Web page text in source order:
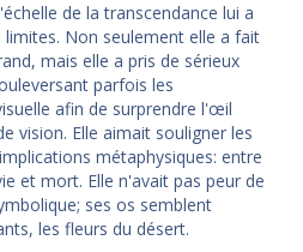
de la transcendance lui a
Non seulement elle a fait
mais elle a pris de sérieux
parfois les
afin de surprendre l'œil
vision. Elle aimait souligner les
métaphysiques: entre
et mort. Elle n'avait pas peur de
ses os semblent
les fleurs du désert.